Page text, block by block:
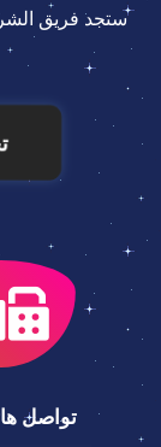
ستجد فريق
تواصل